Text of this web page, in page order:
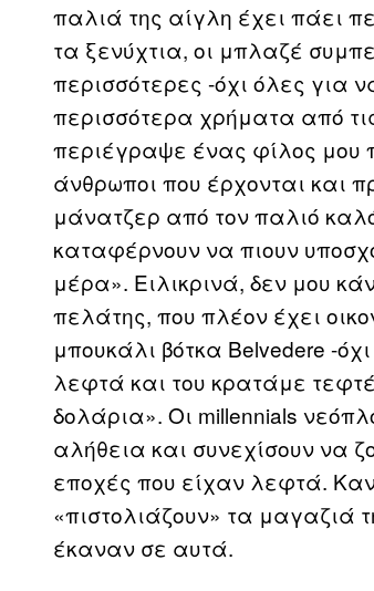
παλιά της αίγλη έχει πάει
τα ξενύχτια, οι μπλαζέ
περισσότερες -όχι όλες για
περισσότερα χρήματα από
περιέγραψε ένας φίλος μου
άνθρωποι που έρχονται και
μάνατζερ από τον παλιό
καταφέρνουν να πιουν
μέρα». Ειλικρινά, δεν μου
πελάτης, που πλέον έχει
μπουκάλι βότκα Belvedere -
λεφτά και του κρατάμε
δολάρια». Oι millennials
αλήθεια και συνεχίσουν να
εποχές που είχαν λεφτά.
«πιστολιάζουν» τα μαγαζιά
έκαναν σε αυτά.